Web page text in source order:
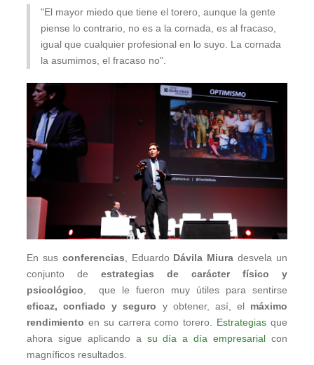
"El mayor miedo que tiene el torero, aunque la gente
piense lo contrario, no es a la cornada, es al fracaso,
igual que cualquier profesional en lo suyo. La cornada
la asumimos, el fracaso no".
En sus conferencias, Eduardo Dávila Miura desvela un
conjunto de estrategias de carácter físico y
psicológico, que le fueron muy útiles para sentirse
eficaz, confiado y seguro y obtener, así, el máximo
rendimiento en su carrera como torero. Estrategias que
ahora sigue aplicando asu día a día empresarialcon
magníficos resultados.